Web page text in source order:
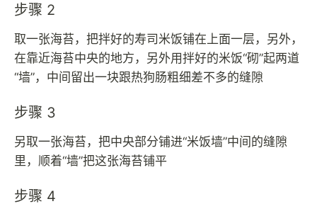
步骤 2
取一张海苔，把拌好的寿司米饭铺在上面一层，另外，
在靠近海苔中央的地方，另外用拌好的米饭“砌”起两道
“墙”，中间留出一块跟热狗肠粗细差不多的缝隙
步骤 3
另取一张海苔，把中央部分铺进“米饭墙”中间的缝隙
里，顺着“墙”把这张海苔铺平
步骤 4